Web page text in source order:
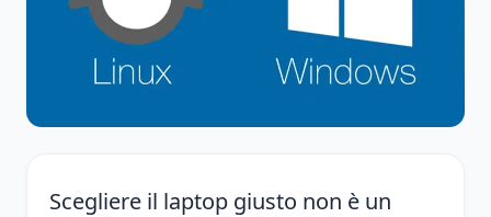
Scegliere il laptop giusto non è un